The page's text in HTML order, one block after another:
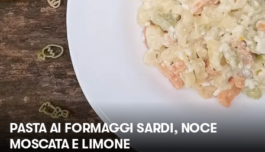
PASTA AI FORMAGGI SARDI, NOCE
MOSCATA E LIMONE